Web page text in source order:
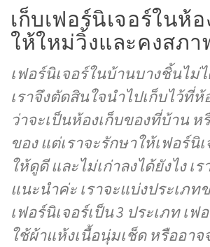
เก็บเฟอร์นิเจอร์ในห้
ให้ใหม่วิ้งและคงสภา
เฟอร์นิเจอร์ในบ้านบางชิ้นไม่
เราจึงตัดสินใจนำไปเก็บไว้ที่ห้
ว่าจะเป็นห้องเก็บของที่บ้าน ห
ของ แต่เราจะรักษาให้เฟอร์นิ
ให้ดูดี และไม่เก่าลงได้ยังไง เ
แนะนำค่ะ เราจะแบ่งประเภท
เฟอร์นิเจอร์เป็น 3 ประเภท เฟ
ใช้ผ้าแห้งเนื้อนุ่มเช็ด หรืออา